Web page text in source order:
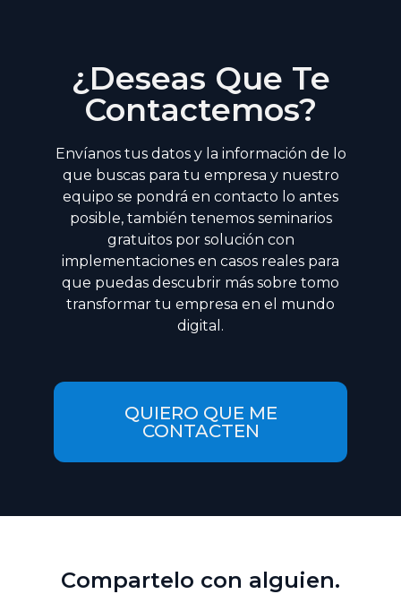
¿Deseas Que Te
Contactemos?
Envíanos tus datos y la información de lo
que buscas para tu empresa y nuestro
equipo se pondrá en contacto lo antes
posible, también tenemos seminarios
gratuitos por solución con
implementaciones en casos reales para
que puedas descubrir más sobre tomo
transformar tu empresa en el mundo
digital.
QUIERO QUE ME
CONTACTEN
Compartelo con alguien.